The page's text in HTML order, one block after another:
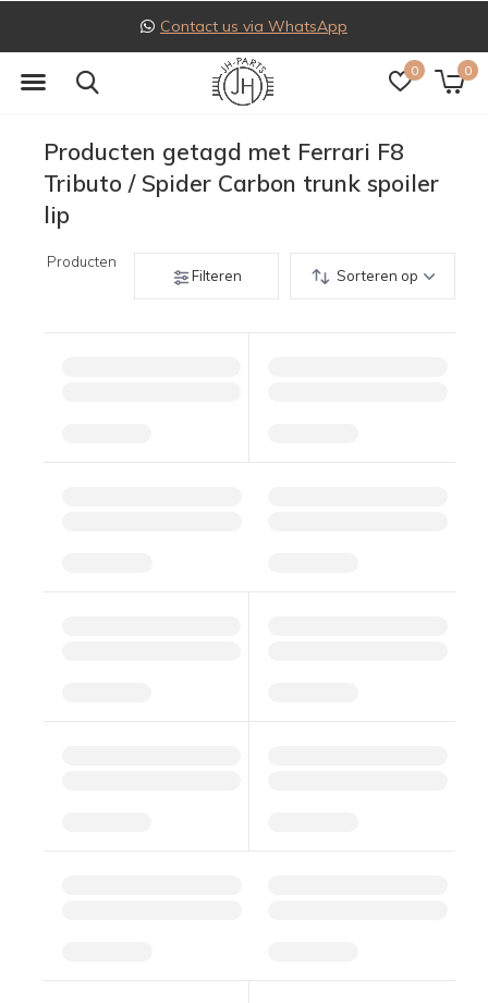
0 0
Contact us via WhatsApp
Producten getagd met Ferrari F8
Tributo / Spider Carbon trunk spoiler
lip
Producten
Filteren
Sorteren op